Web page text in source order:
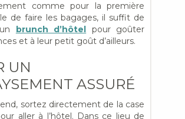
comme pour la première
de faire les bagages, il suffit de
brunch d’hôtel pour goûter
et à leur petit goût d’ailleurs.
UN
ASSURÉ
sortez directement de la case
aller à l’hôtel. Dans ce lieu de